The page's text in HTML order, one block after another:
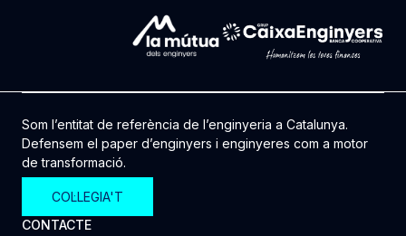
Som l’entitat de referència de l’enginyeria a Catalunya.
Defensem el paper d’enginyers i enginyeres com a motor
de transformació.
COL·LEGIA'T
CONTACTE